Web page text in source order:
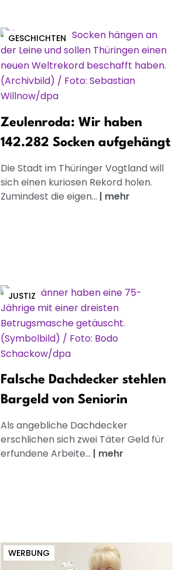
GESCHICHTEN
Zeulenroda: Wir haben
142.282 Socken aufgehängt
Die Stadt im Thüringer Vogtland will
sich einen kuriosen Rekord holen.
Zumindest die eigen... | mehr
JUSTIZ
Falsche Dachdecker stehlen
Bargeld von Seniorin
Als angebliche Dachdecker
erschlichen sich zwei Täter Geld für
erfundene Arbeite... | mehr
WERBUNG